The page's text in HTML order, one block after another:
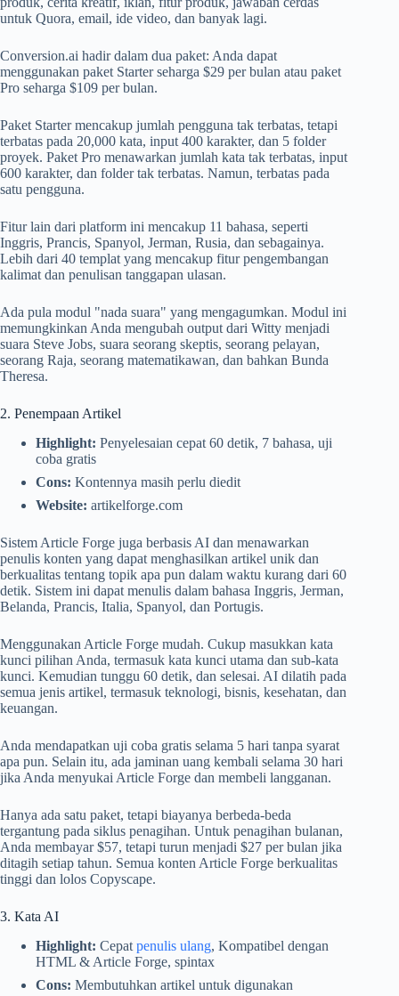
untuk Quora, email, ide video, dan banyak lagi.
Conversion.ai hadir dalam dua paket: Anda dapat
menggunakan paket Starter seharga $29 per bulan atau paket
Pro seharga $109 per bulan.
Paket Starter mencakup jumlah pengguna tak terbatas, tetapi
terbatas pada 20,000 kata, input 400 karakter, dan 5 folder
proyek. Paket Pro menawarkan jumlah kata tak terbatas, input
600 karakter, dan folder tak terbatas. Namun, terbatas pada
satu pengguna.
Fitur lain dari platform ini mencakup 11 bahasa, seperti
Inggris, Prancis, Spanyol, Jerman, Rusia, dan sebagainya.
Lebih dari 40 templat yang mencakup fitur pengembangan
kalimat dan penulisan tanggapan ulasan.
Ada pula modul "nada suara" yang mengagumkan. Modul ini
memungkinkan Anda mengubah output dari Witty menjadi
suara Steve Jobs, suara seorang skeptis, seorang pelayan,
seorang Raja, seorang matematikawan, dan bahkan Bunda
Theresa.
2. Penempaan Artikel
Highlight: Penyelesaian cepat 60 detik, 7 bahasa, uji
coba gratis
Cons: Kontennya masih perlu diedit
Website: artikelforge.com
Sistem Article Forge juga berbasis AI dan menawarkan
penulis konten yang dapat menghasilkan artikel unik dan
berkualitas tentang topik apa pun dalam waktu kurang dari 60
detik. Sistem ini dapat menulis dalam bahasa Inggris, Jerman,
Belanda, Prancis, Italia, Spanyol, dan Portugis.
Menggunakan Article Forge mudah. ​​Cukup masukkan kata
kunci pilihan Anda, termasuk kata kunci utama dan sub-kata
kunci. Kemudian tunggu 60 detik, dan selesai. AI dilatih pada
semua jenis artikel, termasuk teknologi, bisnis, kesehatan, dan
keuangan.
Anda mendapatkan uji coba gratis selama 5 hari tanpa syarat
apa pun. Selain itu, ada jaminan uang kembali selama 30 hari
jika Anda menyukai Article Forge dan membeli langganan.
Hanya ada satu paket, tetapi biayanya berbeda-beda
tergantung pada siklus penagihan. Untuk penagihan bulanan,
Anda membayar $57, tetapi turun menjadi $27 per bulan jika
ditagih setiap tahun. Semua konten Article Forge berkualitas
tinggi dan lolos Copyscape.
3. Kata AI
Highlight: Cepat penulis ulang, Kompatibel dengan
HTML & Article Forge, spintax
Cons: Membutuhkan artikel untuk digunakan